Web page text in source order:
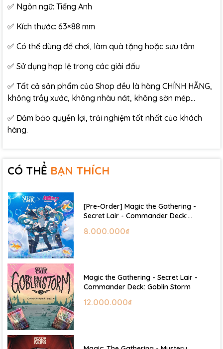
✅ Ngôn ngữ: Tiếng Anh
✅ Kích thước: 63×88 mm
✅ Có thể dùng để chơi, làm quà tặng hoặc sưu tầm
✅ Sử dụng hợp lệ trong các giải đấu
✅ Tất cả sản phẩm của Shop đều là hàng CHÍNH HÃNG,
không trầy xước, không nhàu nát, không sờn mép…
✅ Đảm bảo quyền lợi, trải nghiệm tốt nhất của khách
hàng.
CÓ THỂ BẠN THÍCH
[Pre-Order] Magic the Gathering -
Secret Lair - Commander Deck:
8.000.000₫
Magic the Gathering - Secret Lair -
Commander Deck: Goblin Storm
12.000.000₫